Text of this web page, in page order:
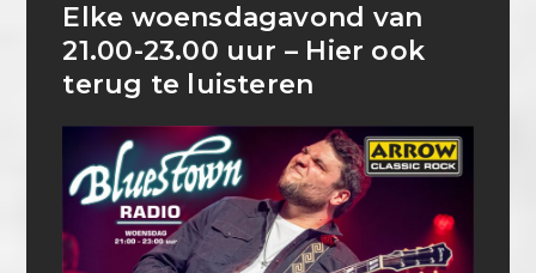
Elke woensdagavond van
21.00-23.00 uur – Hier ook
terug te luisteren